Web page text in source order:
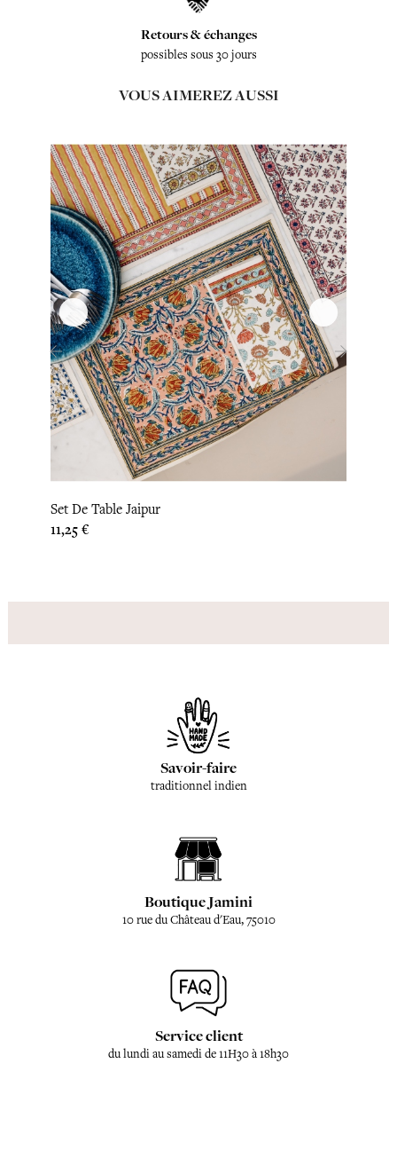
Retours & échanges
possibles sous 30 jours
VOUS AIMEREZ AUSSI
Set De Table Jaipur
Prix
11,25 €
‹
Savoir-faire
traditionnel indien
Boutique Jamini
10 rue du Château d'Eau, 75010
Service client
du lundi au samedi de 11H30 à 18h30